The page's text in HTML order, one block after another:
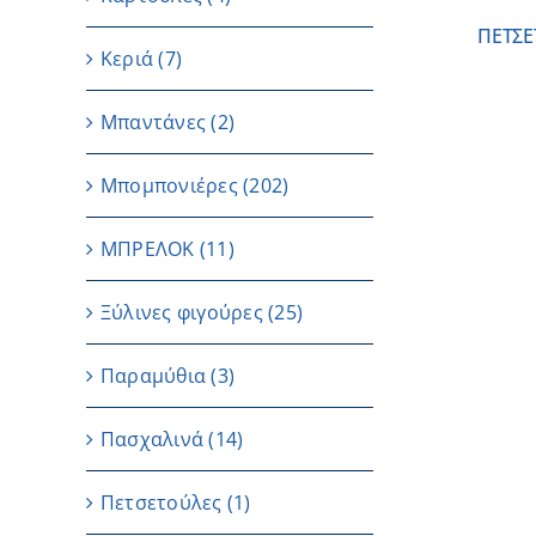
Κεριά (7)
Μπαντάνες (2)
Μπομπονιέρες(202)
ΜΠΡΕΛΟΚ (11)
Ξύλινες φιγούρες(25)
Παραμύθια (3)
Πασχαλινά (14)
Πετσετούλες (1)